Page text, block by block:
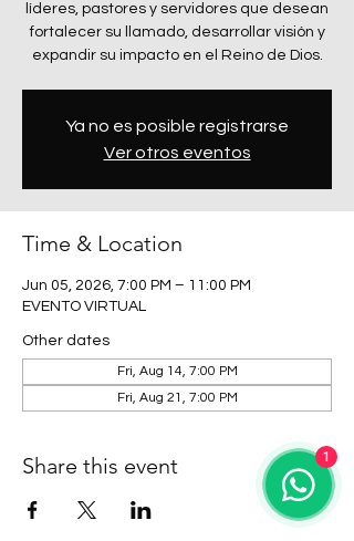
líderes, pastores y servidores que desean
fortalecer su llamado, desarrollar visión y
expandir su impacto en el Reino de Dios.
Ya no es posible registrarse
Ver otros eventos
Time & Location
Jun 05, 2026, 7:00 PM – 11:00 PM
EVENTO VIRTUAL
Other dates
Fri, Aug 14, 7:00 PM
Fri, Aug 21, 7:00 PM
Share this event 1